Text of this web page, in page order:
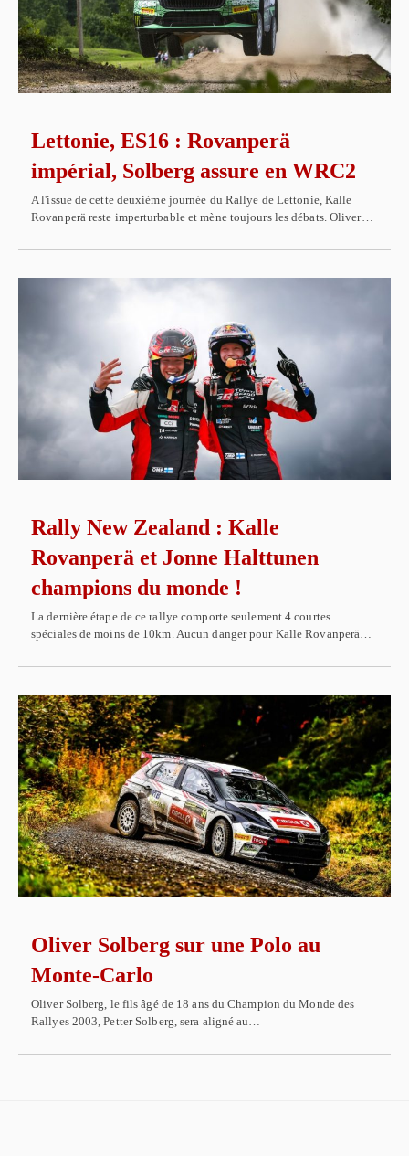
Lettonie, ES16 : Rovanperä
impérial, Solberg assure en WRC2
A l'issue de cette deuxième journée du Rallye de Lettonie, Kalle
Rovanperä reste imperturbable et mène toujours les débats. Oliver…
Rally New Zealand : Kalle
Rovanperä et Jonne Halttunen
champions du monde !
La dernière étape de ce rallye comporte seulement 4 courtes
spéciales de moins de 10km. Aucun danger pour Kalle Rovanperä…
Oliver Solberg sur une Polo au
Monte-Carlo
Oliver Solberg, le fils âgé de 18 ans du Champion du Monde des
Rallyes 2003, Petter Solberg, sera aligné au…